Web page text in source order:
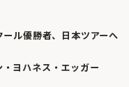
ル優勝者、日本ツアーへ
ヨハネス・エッガー